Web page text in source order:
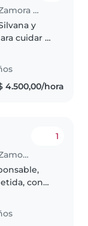
Niñera en Lomas de Zamora (Buenos Aires)
y
cuidar a
familia y
1 a 7
4.500,00/hora
Niñera en Lomas de Zamora (Buenos Aires)
1
con
bebés
He